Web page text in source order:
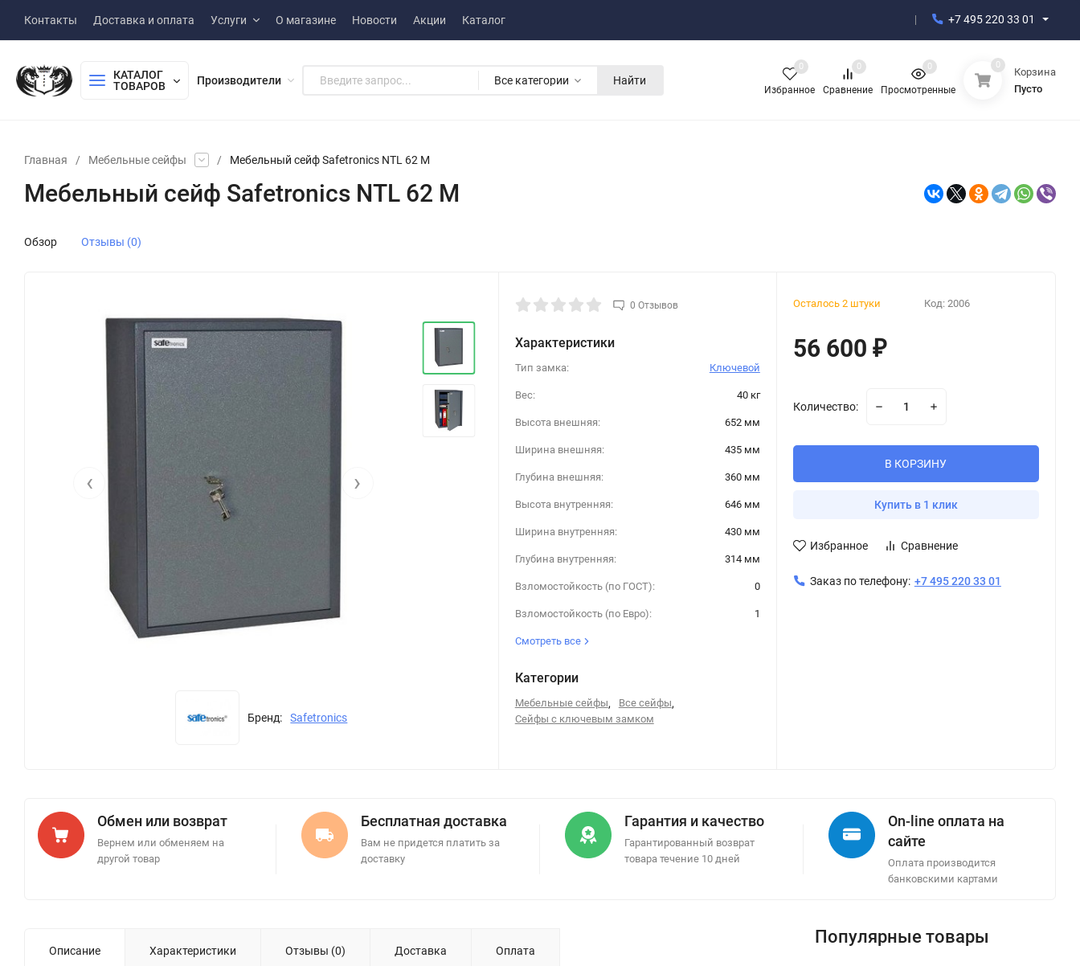
Контакты Доставка и оплата Услуги О магазине Новости Акции Каталог +7 495 220 33 01
КАТАЛОГ
ТОВАРОВ
Производители Все категории Найти
Избранное
0
Сравнение
0
Просмотренные
0 0
Корзина
Пусто
Главная / Мебельные сейфы / Мебельный сейф Safetronics NTL 62 M
Мебельный сейф Safetronics NTL 62 M
Обзор Отзывы (0)
‹ ›
Бренд: Safetronics
0 Отзывов
Характеристики
Тип замка: Ключевой
Вес: 40 кг
Высота внешняя: 652 мм
Ширина внешняя: 435 мм
Глубина внешняя: 360 мм
Высота внутренняя: 646 мм
Ширина внутренняя: 430 мм
Глубина внутренняя: 314 мм
Взломостойкость (по ГОСТ): 0
Взломостойкость (по Евро): 1
Смотреть все
Категории
Мебельные сейфы, Все сейфы,
Сейфы с ключевым замком
Осталось 2 штуки Код: 2006
56 600 ₽
Количество:
В КОРЗИНУ
Купить в 1 клик
Избранное Сравнение
Заказ по телефону: +7 495 220 33 01
Обмен или возврат
Вернем или обменяем на
другой товар
Бесплатная доставка
Вам не придется платить за
доставку
Гарантия и качество
Гарантированный возврат
товара течение 10 дней
On-line оплата на
сайте
Оплата производится
банковскими картами
Описание Характеристики Отзывы (0) Доставка Оплата
Популярные товары